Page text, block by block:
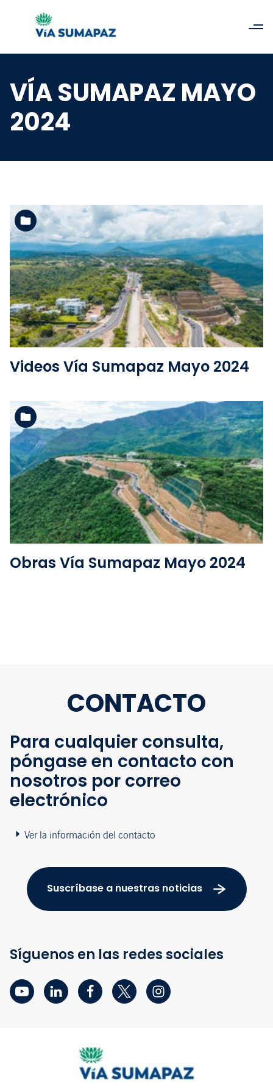
VÍA SUMAPAZ MAYO
2024
Ver la carpeta
Videos Vía Sumapaz Mayo 2024
Ver la carpeta
Obras Vía Sumapaz Mayo 2024
CONTACTO
Para cualquier consulta,
póngase en contacto con
nosotros por correo
electrónico
Ver la información del contacto
Suscríbase a nuestras noticias
Síguenos en las redes sociales